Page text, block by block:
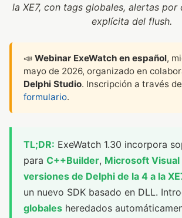
la XE7, con tags globales, alertas por
explícita del flush.
📣 Webinar ExeWatch en español,
mayo de 2026, organizado en
Delphi Studio. Inscripción a través de
formulario.
TL;DR: ExeWatch 1.30 incorpora
para C++Builder, Microsoft Visual
versiones de Delphi de la 4 a la
un nuevo SDK basado en DLL.
globales heredados